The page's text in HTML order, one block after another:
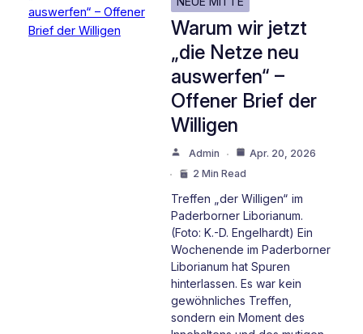
Warum wir jetzt
„die Netze neu
auswerfen“ –
Offener Brief der
Willigen
Admin
Apr. 20, 2026
2 Min Read
Treffen „der Willigen“ im
Paderborner Liborianum.
(Foto: K.-D. Engelhardt) Ein
Wochenende im Paderborner
Liborianum hat Spuren
hinterlassen. Es war kein
gewöhnliches Treffen,
sondern ein Moment des